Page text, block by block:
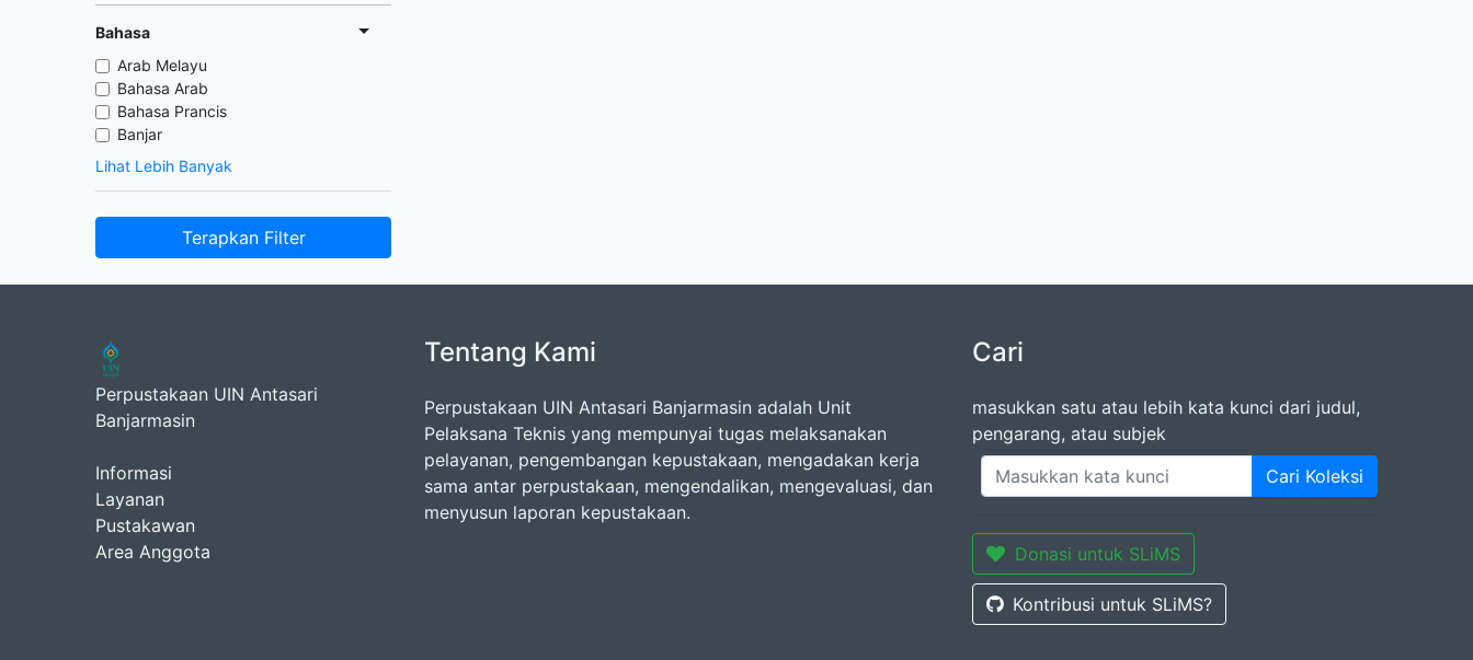
Bahasa
Arab Melayu
Bahasa Arab
Bahasa Prancis
Banjar
Lihat Lebih Banyak
Terapkan Filter
Perpustakaan UIN Antasari
Banjarmasin
Informasi
Layanan
Pustakawan
Area Anggota
Tentang Kami
Perpustakaan UIN Antasari Banjarmasin adalah Unit
Pelaksana Teknis yang mempunyai tugas melaksanakan
pelayanan, pengembangan kepustakaan, mengadakan kerja
sama antar perpustakaan, mengendalikan, mengevaluasi, dan
menyusun laporan kepustakaan.
Cari
masukkan satu atau lebih kata kunci dari judul,
pengarang, atau subjek
Cari Koleksi
Donasi untuk SLiMS
Kontribusi untuk SLiMS?